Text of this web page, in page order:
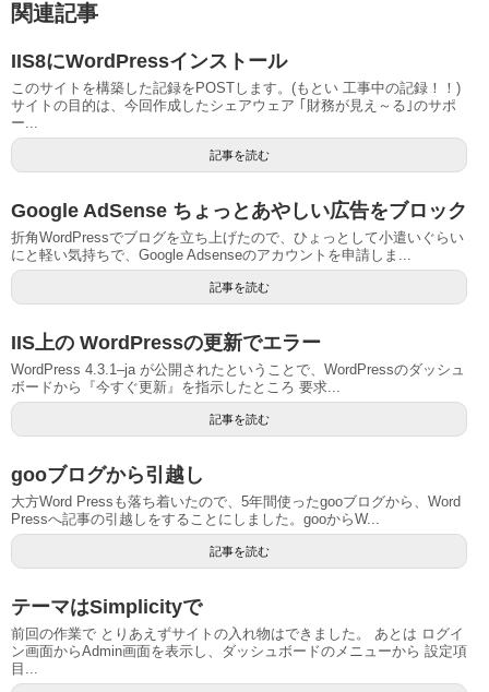
関連記事
IIS8にWordPressインストール
このサイトを構築した記録をPOSTします。(もとい 工事中の記録！！)
サイトの目的は、今回作成したシェアウェア ｢財務が見え～る｣のサポ
ー...
記事を読む
Google AdSense ちょっとあやしい広告をブロック
折角WordPressでブログを立ち上げたので、ひょっとして小遣いぐらい
にと軽い気持ちで、Google Adsenseのアカウントを申請しま...
記事を読む
IIS上の WordPressの更新でエラー
WordPress 4.3.1–ja が公開されたということで、WordPressのダッシュ
ボードから『今すぐ更新』を指示したところ 要求...
記事を読む
gooブログから引越し
大方Word Pressも落ち着いたので、5年間使ったgooブログから、Word
Pressへ記事の引越しをすることにしました。gooからW...
記事を読む
テーマはSimplicityで
前回の作業で とりあえずサイトの入れ物はできました。 あとは ログイ
ン画面からAdmin画面を表示し、ダッシュボードのメニューから 設定項
目...